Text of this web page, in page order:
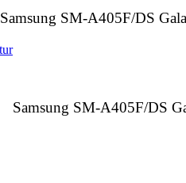
Samsung SM-A405F/DS
Samsung SM-A405F/DS